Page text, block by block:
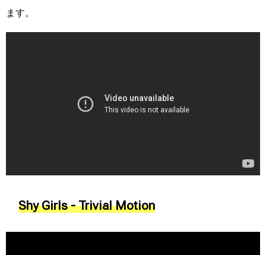
ます。
Shy Girls - Trivial Motion